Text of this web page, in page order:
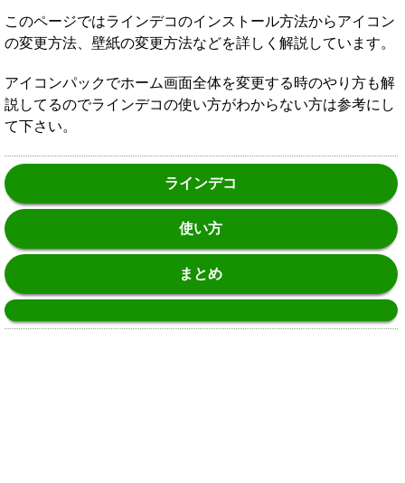
このページではラインデコのインストール方法からアイコン
の変更方法、壁紙の変更方法などを詳しく解説しています。
アイコンパックでホーム画面全体を変更する時のやり方も解
説してるのでラインデコの使い方がわからない方は参考にし
て下さい。
ラインデコ
使い方
まとめ